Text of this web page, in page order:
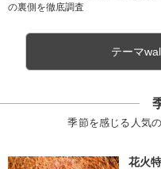
の裏側を徹底調査
テーマ
季節を感じる人気
花火